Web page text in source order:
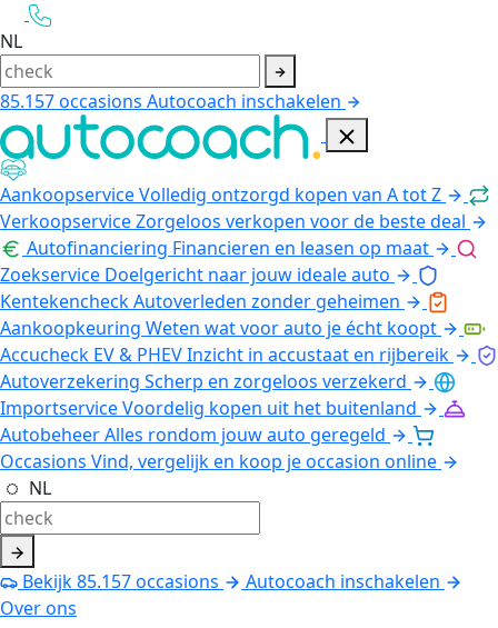
NL
85.157occasions Autocoach inschakelen
AankoopserviceVolledig ontzorgd kopen van A tot Z
VerkoopserviceZorgeloos verkopen voor de beste deal
Autofinanciering Financieren en leasen op maat
Zoekservice Doelgericht naar jouw ideale auto
KentekencheckAutoverleden zonder geheimen
Aankoopkeuring Weten wat voor auto je écht koopt
Accucheck EV & PHEVInzicht in accustaat en rijbereik
Autoverzekering Scherp en zorgeloos verzekerd
ImportserviceVoordelig kopen uit het buitenland
AutobeheerAlles rondom jouw auto geregeld
Occasions Vind, vergelijk en koop je occasion online
NL
Bekijk85.157occasions
Autocoach inschakelen
Over ons